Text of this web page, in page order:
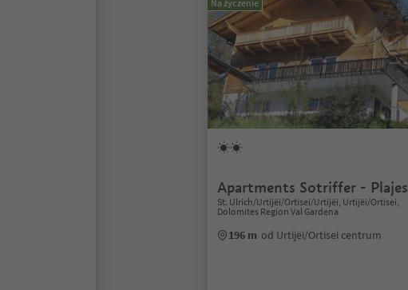
Na życzenie
Apartments Sotriffer - Plajes
St. Ulrich/Urtijëi/Ortisei/Urtijëi, Urtijëi/Ortisei,
Dolomites Region Val Gardena
196 m od Urtijëi/Ortisei centrum